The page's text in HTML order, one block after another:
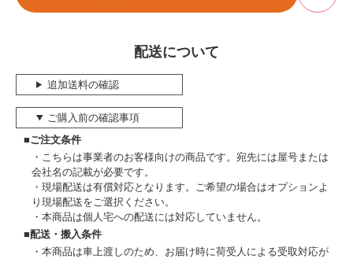
配送について
追加送料の確認
ご購入前の確認事項
■ご注文条件
こちらは事業者のお客様向けの商品です。宛先には屋号または
会社名の記載が必要です。
現場配送は有償対応となります。ご希望の場合はオプションよ
り現場配送をご選択ください。
本商品は個人宅への配送には対応していません。
■配送・搬入条件
本商品は車上渡しのため、お届け時に荷受人による受取対応が